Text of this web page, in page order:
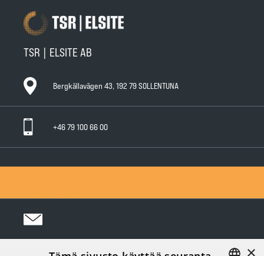
TSR | ELSITE AB
Bergkällavägen 43, 192 79 SOLLENTUNA
+46 79 100 66 00
×